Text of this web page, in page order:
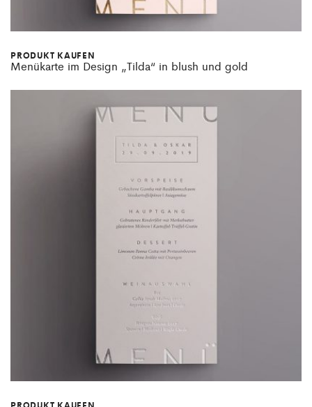
PRODUKT KAUFEN
Menükarte im Design „Tilda“ in blush und gold